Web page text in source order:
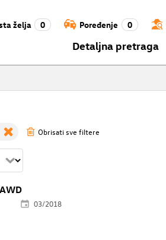
želja 0 Poređenje 0
Detaljna pretraga
Obrisati sve filtere
03/2018